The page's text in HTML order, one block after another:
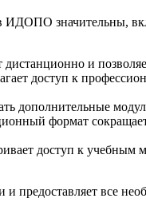
значительны,
и
доступ к
дополнительные
формат
доступ к
предоставляет все